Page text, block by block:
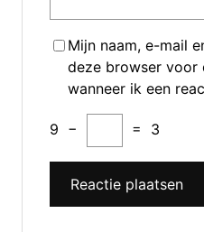
Mijn naam, e-mail
deze browser voor
wanneer ik een
9 − = 3